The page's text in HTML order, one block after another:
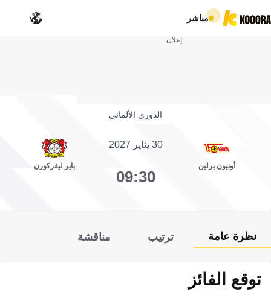
مباشر
إعلان
الدوري الألماني
أونيون برلين
30 يناير 2027
09:30
باير ليفركوزن
نظرة عامة ترتيب مناقشة
توقع الفائز